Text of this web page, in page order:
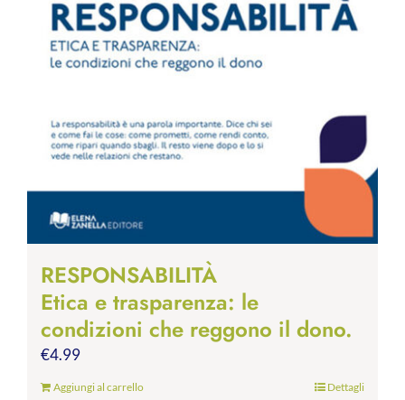
RESPONSABILITÀ
Etica e trasparenza: le
condizioni che reggono il dono.
€4.99
Aggiungi al carrello Dettagli